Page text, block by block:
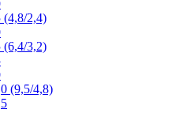
(4,8/2,4)
(6,4/3,2)
(9,5/4,8)